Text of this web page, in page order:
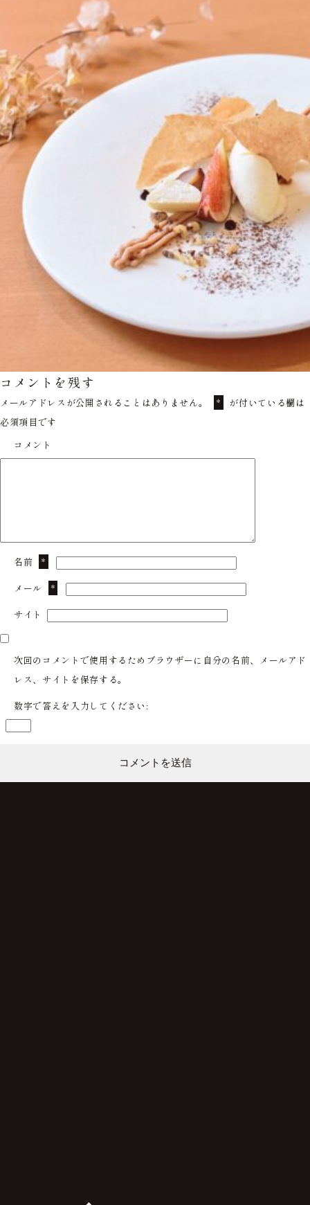
コメントを残す
メールアドレスが公開されることはありません。 *
が付いている欄は
必須項目です
コメント
名前 *
メール *
サイト
次回のコメントで使用するためブラウザーに自分の名前、メールアド
レス、サイトを保存する。
数字で答えを入力してください: